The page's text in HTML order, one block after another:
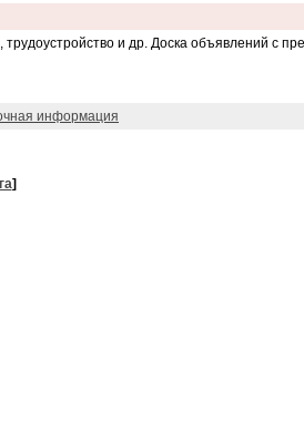
и др. Доска объявлений с
информация
]